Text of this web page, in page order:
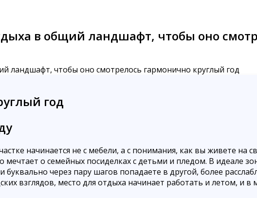
в общий ландшафт, чтобы оно
год
начинается не с мебели, а с понимания, как вы живете на
мечтает о семейных посиделках с детьми и пледом. В идеале
буквально через пару шагов попадаете в другой, более
взглядов, место для отдыха начинает работать и летом, и